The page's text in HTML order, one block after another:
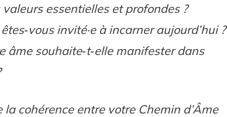
essentielles et profondes ?
invité·e à incarner aujourd’hui ?
âme souhaite‑t‑elle manifester dans
cohérence entre votre Chemin d’Âme